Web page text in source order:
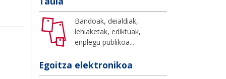
Bandoak, deialdiak,
lehiaketak, ediktuak,
enplegu publikoa...
Egoitza elektronikoa